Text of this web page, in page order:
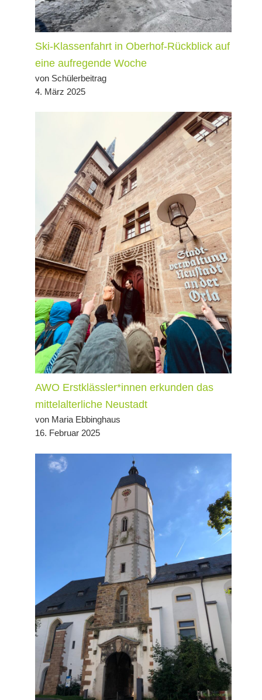
Ski-Klassenfahrt in Oberhof-Rückblick auf
eine aufregende Woche
von Schülerbeitrag
4. März 2025
AWO Erstklässler*innen erkunden das
mittelalterliche Neustadt
von Maria Ebbinghaus
16. Februar 2025